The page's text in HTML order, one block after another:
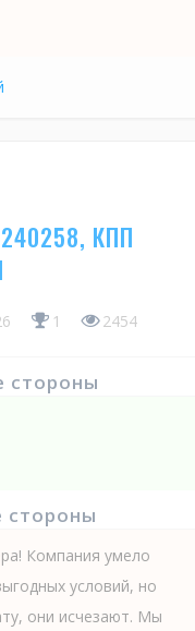
КПП
1 2454
стороны
стороны
Компания умело
условий, но
они исчезают. Мы